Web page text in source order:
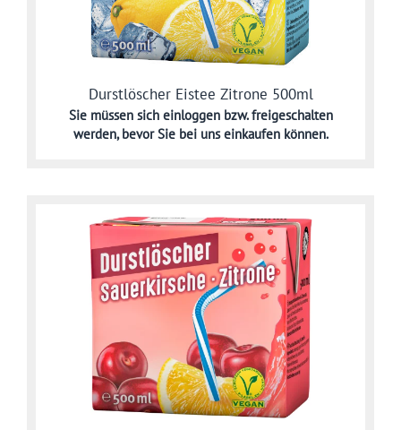
Durstlöscher Eistee Zitrone 500ml
Sie müssen sich einloggen bzw. freigeschalten
werden,bevor Sie bei uns einkaufen können.